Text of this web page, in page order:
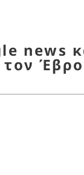
news
τον Έβρο